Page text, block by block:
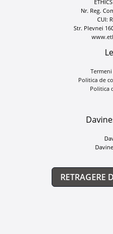
Nr. Reg.
CUI:
Str. Plevnei
Politica de
Politica
RETRAGERE